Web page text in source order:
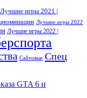
Лучшие игры 2021 |
Лучшие игры 2022
Лучшие игры 2022 |
Сайтовые Спец
GTA 6 и